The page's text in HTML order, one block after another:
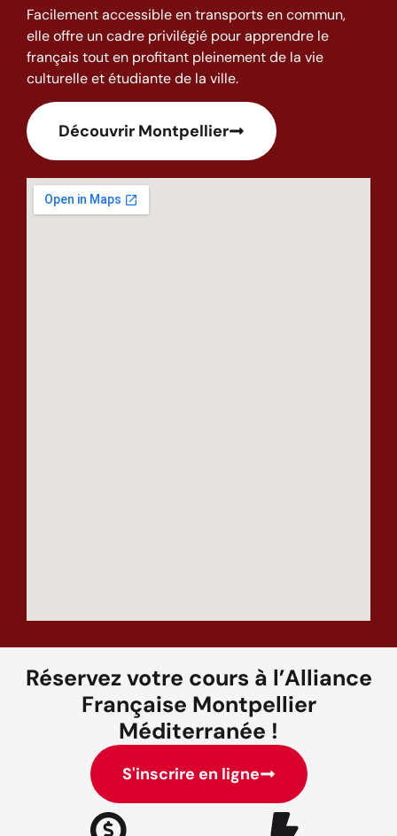
Facilement accessible en transports en commun,
elle offre un cadre privilégié pour apprendre le
français tout en profitant pleinement de la vie
culturelle et étudiante de la ville.
Découvrir Montpellier
Réservez votre cours à l’Alliance
Française Montpellier
Méditerranée !
S'inscrire en ligne